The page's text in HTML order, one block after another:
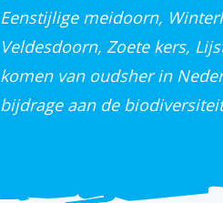
Eenstijlige meidoorn,
Veldesdoorn, Zoete kers,
komen van oudsher in
bijdrage aan de